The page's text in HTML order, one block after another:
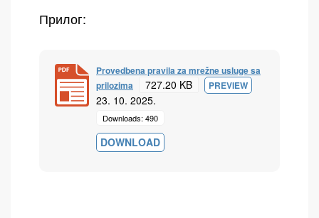
Прилог:
Provedbena pravila za mrežne usluge sa
prilozima
727.20 KB PREVIEW
23. 10. 2025.
Downloads: 490
DOWNLOAD